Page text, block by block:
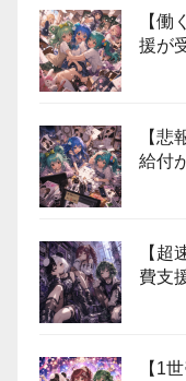
【働
援が
【
給付
【超
費支
【1